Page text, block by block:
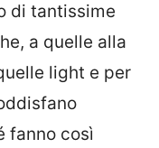
di tantissime
a quelle alla
light e per
fanno così